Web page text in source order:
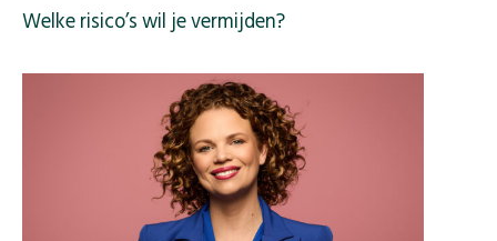
Welke risico’s wil je vermijden?